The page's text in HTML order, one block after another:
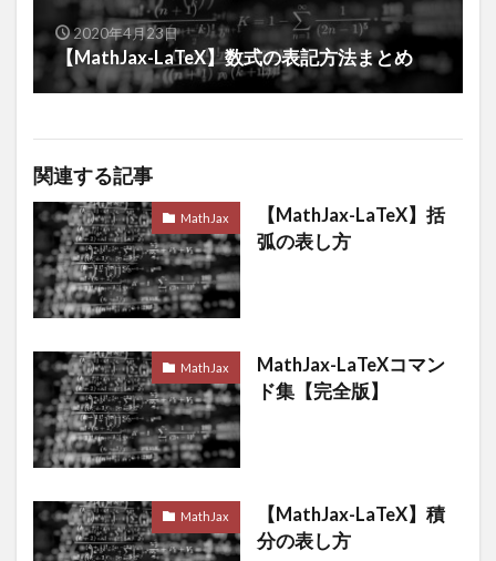
2020年4月23日
【MathJax-LaTeX】数式の表記方法まとめ
関連する記事
MathJax
【MathJax-LaTeX】括
弧の表し方
MathJax
MathJax-LaTeXコマン
ド集【完全版】
MathJax
【MathJax-LaTeX】積
分の表し方